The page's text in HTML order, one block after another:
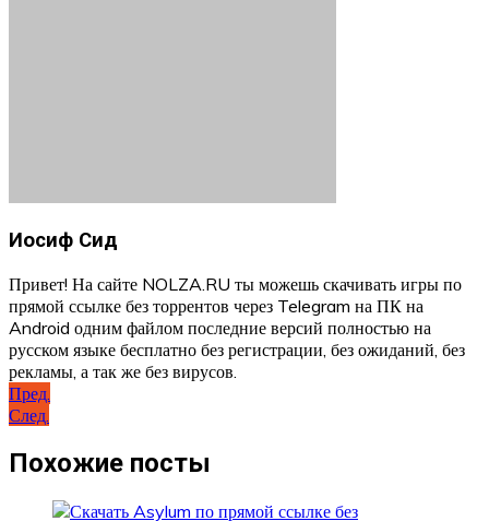
Иосиф Сид
Привет! На сайте NOLZA.RU ты можешь скачивать игры по
прямой ссылке без торрентов через Telegram на ПК на
Android одним файлом последние версий полностью на
русском языке бесплатно без регистрации, без ожиданий, без
рекламы, а так же без вирусов.
Навигация
по
записям
Пред.
След.
Похожие посты